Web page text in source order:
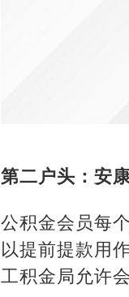
第二户头：安
公积金会员每
以提前提款用
工积金局允许